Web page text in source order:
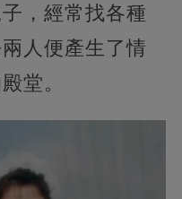
，經常找各種
人便產生了情
堂。